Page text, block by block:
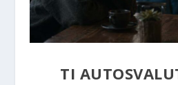
TI